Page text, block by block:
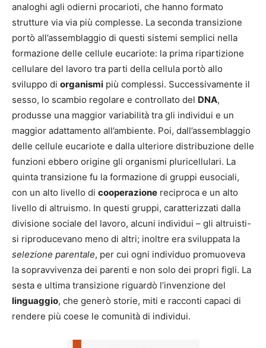
analoghi agli odierni procarioti, che hanno formato
strutture via via più complesse. La seconda transizione
portò all’assemblaggio di questi sistemi semplici nella
formazione delle cellule eucariote: la prima ripartizione
cellulare del lavoro tra parti della cellula portò allo
sviluppo di organismi più complessi. Successivamente il
sesso, lo scambio regolare e controllato del DNA,
produsse una maggior variabilità tra gli individui e un
maggior adattamento all’ambiente. Poi, dall’assemblaggio
delle cellule eucariote e dalla ulteriore distribuzione delle
funzioni ebbero origine gli organismi pluricellulari. La
quinta transizione fu la formazione di gruppi eusociali,
con un alto livello di cooperazione reciproca e un alto
livello di altruismo. In questi gruppi, caratterizzati dalla
divisione sociale del lavoro, alcuni individui – gli altruisti-
si riproducevano meno di altri; inoltre era sviluppata la
selezione parentale, per cui ogni individuo promuoveva
la sopravvivenza dei parenti e non solo dei propri figli. La
sesta e ultima transizione riguardò l’invenzione del
linguaggio, che generò storie, miti e racconti capaci di
rendere più coese le comunità di individui.